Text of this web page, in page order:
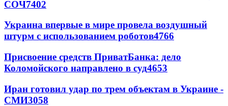
СОЧ7402
Украина впервые в мире провела воздушный
штурм с использованием роботов4766
Присвоение средств ПриватБанка: дело
Коломойского направлено в суд4653
Иран готовил удар по трем объектам в Украине -
СМИ3058